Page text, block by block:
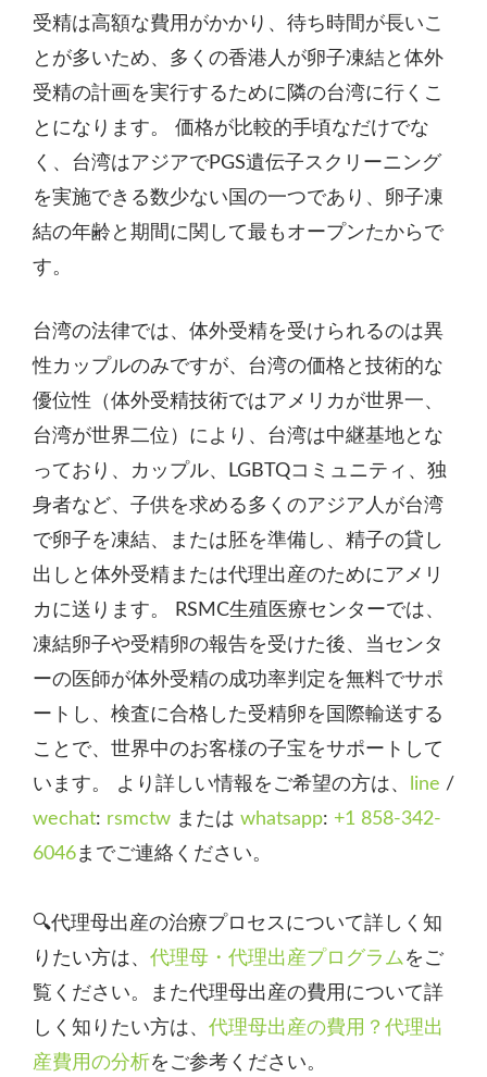
受精は高額な費用がかかり、待ち時間が長いこ
とが多いため、多くの香港人が卵子凍結と体外
受精の計画を実行するために隣の台湾に行くこ
とになります。 価格が比較的手頃なだけでな
く、台湾はアジアでPGS遺伝子スクリーニング
を実施できる数少ない国の一つであり、卵子凍
結の年齢と期間に関して最もオープンたからで
す。
台湾の法律では、体外受精を受けられるのは異
性カップルのみですが、台湾の価格と技術的な
優位性（体外受精技術ではアメリカが世界一、
台湾が世界二位）により、台湾は中継基地とな
っており、カップル、LGBTQコミュニティ、独
身者など、子供を求める多くのアジア人が台湾
で卵子を凍結、または胚を準備し、精子の貸し
出しと体外受精または代理出産のためにアメリ
カに送ります。 RSMC生殖医療センターでは、
凍結卵子や受精卵の報告を受けた後、当センタ
ーの医師が体外受精の成功率判定を無料でサポ
ートし、検査に合格した受精卵を国際輸送する
ことで、世界中のお客様の子宝をサポートして
います。 より詳しい情報をご希望の方は、
line /
wechat: rsmctw または whatsapp: +1 858-342-
6046までご連絡ください。
🔍代理母出産の治療プロセスについて詳しく知
りたい方は、 代理母・代理出産プログラムをご
覧ください。また代理母出産の費用について詳
しく知りたい方は、 代理母出産の費用？代理出
産費用の分析をご参考ください。